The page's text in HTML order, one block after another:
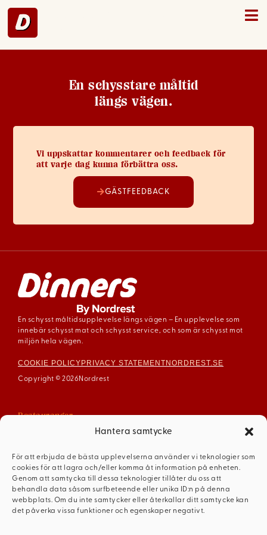
Hantera samtycke
För att erbjuda de bästa upplevelserna använder vi teknologier som
cookies för att lagra och/eller komma åt information på enheten.
Genom att samtycka till dessa teknologier tillåter du oss att
behandla data såsom surfbeteende eller unika ID:n på denna
webbplats. Om du inte samtycker eller återkallar ditt samtycke kan
det påverka vissa funktioner och egenskaper negativt.
Mellerud – 31
En schysstare måltid
längs vägen.
Vi uppskattar kommentarer och feedback för
att varje dag kunna förbättra oss.
GÄSTFEEDBACK
En schysst måltidsupplevelse längs vägen – En upplevelse som
innebär schysst mat och schysst service, och som är schysst mot
miljön hela vägen.
COOKIE POLICY PRIVACY STATEMENT NORDREST.SE
Copyright © 2026 Nordrest
Restauranger
Gävle
Mariestad
Mellerud
Ödeshög